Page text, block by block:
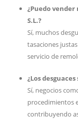
¿Puedo vender
S.L.?
Sí, muchos
tasaciones
servicio de
¿Los
Sí, negocios
procedimientos
contribuyendo